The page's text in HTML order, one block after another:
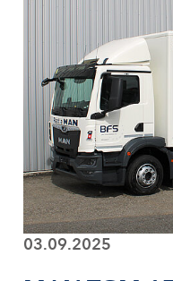
03.09.2025